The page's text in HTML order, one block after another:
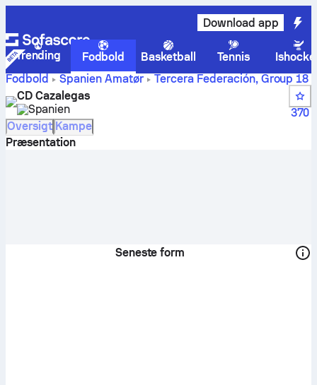
Download app
Trending Fodbold Basketball Tennis
Fodbold
SpanienAmatør
Tercera Federación, Group 18
CD Cazalegas scores, kampe, stillinger og
spillerstatistik
CD Cazalegas
Spanien
370
Oversigt Kampe
Præsentation
Seneste form